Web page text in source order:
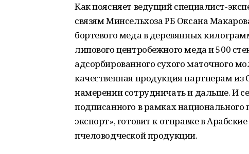
Как поясняет ведущий специалист-
связям Минсельхоза РБ Оксана
бортевого меда в деревянных
липового центробежного меда и 500
адсорбированного сухого маточного
качественная продукция партнерам
намерении сотрудничать и дальше. И
подписанного в рамках
экспорт», готовит к отправке в
пчеловодческой продукции.